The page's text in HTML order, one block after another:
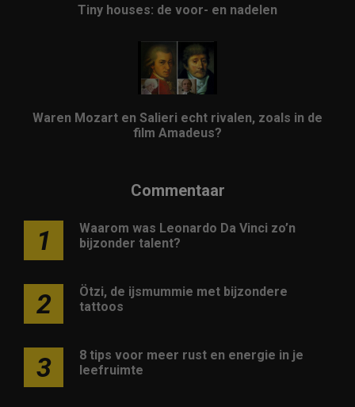
Tiny houses: de voor- en nadelen
Waren Mozart en Salieri echt rivalen, zoals in de
film Amadeus?
Commentaar
1
Waarom was Leonardo Da Vinci zo’n
bijzonder talent?
2
Ötzi, de ijsmummie met bijzondere
tattoos
3
8 tips voor meer rust en energie in je
leefruimte